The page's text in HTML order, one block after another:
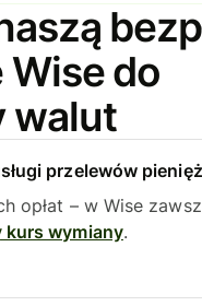
do
walut
przelewów
opłat – w Wise
kurs wymiany.